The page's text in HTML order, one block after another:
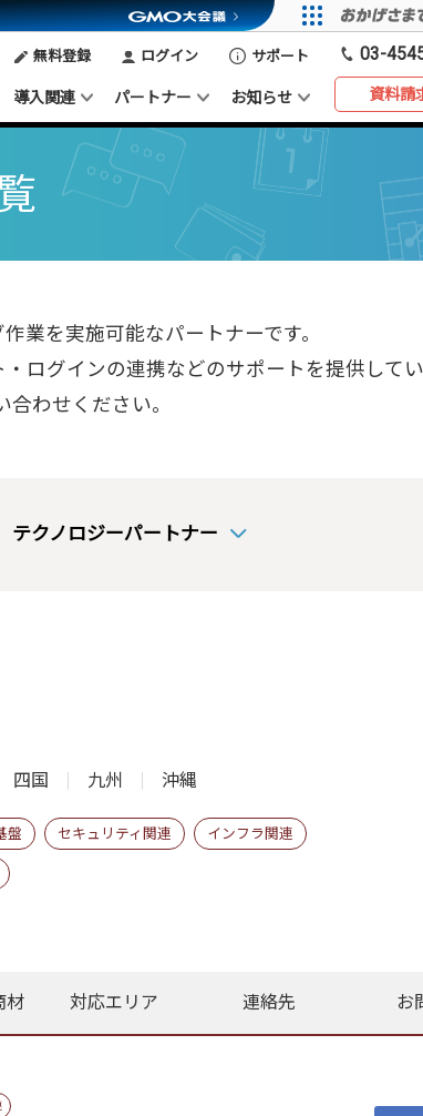
03-
サポート
ログイン
無料登録
資料請
導入関連 パートナー お知らせ
業を実施可能なパートナーです。
ログインの連携などのサポートを提供してい
わせください。
テクノロジーパートナー
四国 九州 沖縄
盤 セキュリティ関連 インフラ関連
材 対応エリア 連絡先 お